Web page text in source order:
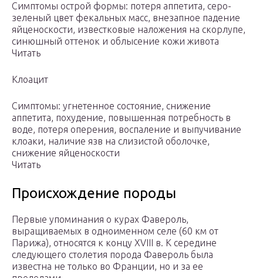
Симптомы острой формы: потеря аппетита, серо-
зеленый цвет фекальных масс, внезапное падение
яйценоскости, известковые наложения на скорлупе,
синюшный оттенок и облысение кожи живота
Читать
Клоацит
Симптомы: угнетенное состояние, снижение
аппетита, похудение, повышенная потребность в
воде, потеря оперения, воспаление и выпучивание
клоаки, наличие язв на слизистой оболочке,
снижение яйценоскости
Читать
Происхождение породы
Первые упоминания о курах Фавероль,
выращиваемых в одноименном селе (60 км от
Парижа), относятся к концу XVIII в. К середине
следующего столетия порода Фавероль была
известна не только во Франции, но и за ее